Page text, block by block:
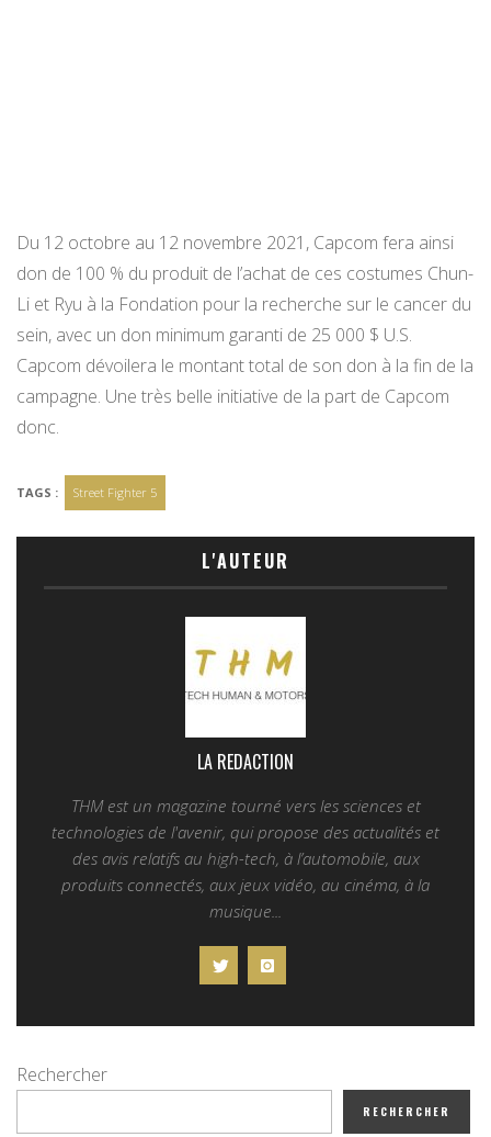
Du 12 octobre au 12 novembre 2021, Capcom fera ainsi
don de 100 % du produit de l’achat de ces costumes Chun-
Li et Ryu à la Fondation pour la recherche sur le cancer du
sein, avec un don minimum garanti de 25 000 $ U.S.
Capcom dévoilera le montant total de son don à la fin de la
campagne. Une très belle initiative de la part de Capcom
donc.
TAGS : Street Fighter 5
L'AUTEUR
LA REDACTION
THM est un magazine tourné vers les sciences et
technologies de l'avenir, qui propose des actualités et
des avis relatifs au high-tech, à l’automobile, aux
produits connectés, aux jeux vidéo, au cinéma, à la
musique...
Rechercher
RECHERCHER